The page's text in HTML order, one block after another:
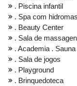
. Piscina infantil
. Spa com
. Beauty Center
. Sala de
. Academia . Sauna
. Sala de jogos
. Playground
. Brinquedoteca